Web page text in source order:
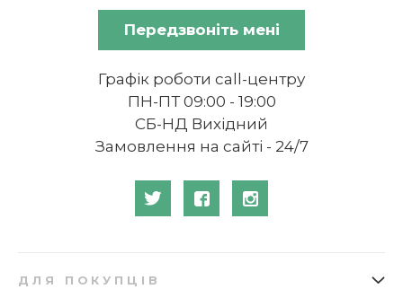
Передзвоніть мені
Графік роботи call-центру
ПН-ПТ 09:00 - 19:00
СБ-НД Вихідний
Замовлення на сайті - 24/7
ДЛЯ ПОКУПЦІВ